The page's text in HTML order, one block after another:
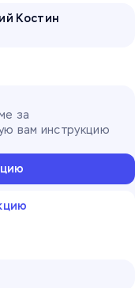
Костин
за
вам инструкцию